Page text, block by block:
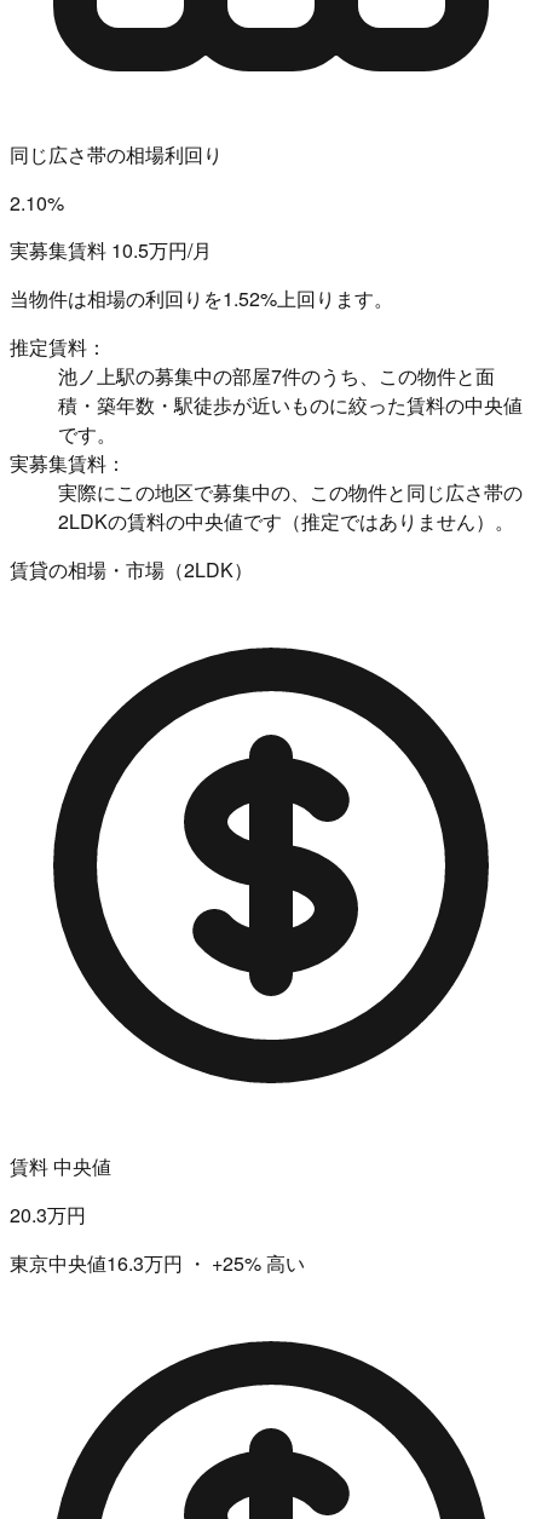
同じ広さ帯の相場利回り
2.10%
実募集賃料 10.5万円/月
当物件は相場の利回りを1.52%上回ります。
推定賃料：
池ノ上駅の募集中の部屋7件のうち、この物件と面
積・築年数・駅徒歩が近いものに絞った賃料の中央値
です。
実募集賃料：
実際にこの地区で募集中の、この物件と同じ広さ帯の
2LDKの賃料の中央値です（推定ではありません）。
賃貸の相場・市場（2LDK）
賃料 中央値
20.3万円
東京中央値16.3万円 ・ +25%高い